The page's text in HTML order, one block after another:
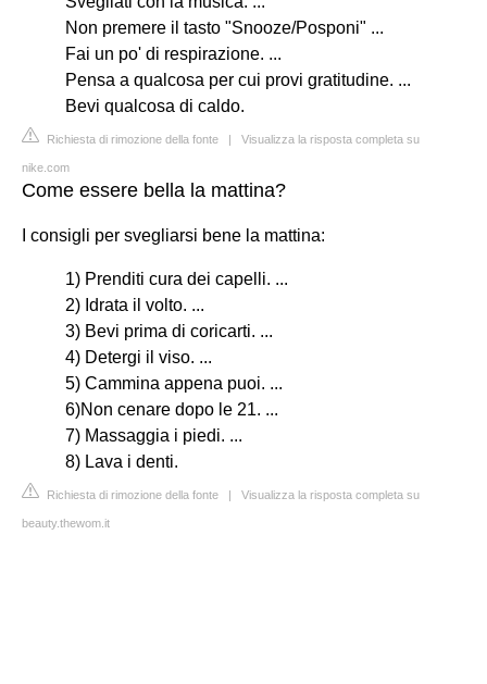
Non premere il tasto "Snooze/Posponi" ...
Fai un po' di respirazione. ...
Pensa a qualcosa per cui provi gratitudine. ...
Bevi qualcosa di caldo.
Richiesta di rimozione della fonte | Visualizza la risposta completa su
nike.com
Come essere bella la mattina?
I consigli per svegliarsi bene la mattina:
1) Prenditi cura dei capelli. ...
2) Idrata il volto. ...
3) Bevi prima di coricarti. ...
4) Detergi il viso. ...
5) Cammina appena puoi. ...
6)Non cenare dopo le 21. ...
7) Massaggia i piedi. ...
8) Lava i denti.
Richiesta di rimozione della fonte | Visualizza la risposta completa su
beauty.thewom.it